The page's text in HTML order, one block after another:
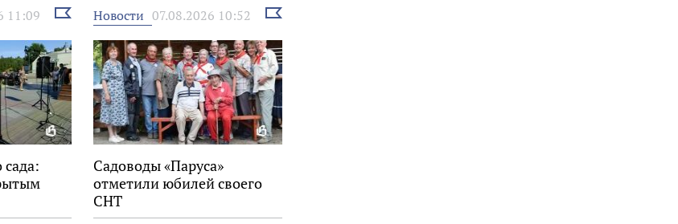
11:09
Выбрать
новость
сада:
Новости 07.08.2026 10:52
Выбрать
Садоводы «Паруса»
отметили юбилей своего
СНТ